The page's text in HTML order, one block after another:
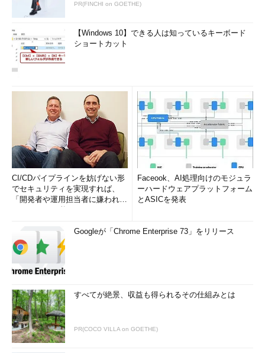
PR(FINCHI on GOETHE)
【Windows 10】できる人は知っているキーボード
ショートカット
CI/CDパイプラインを妨げない形
でセキュリティを実現すれば、
「開発者や運用担当者に嫌われな
Faceook、AI処理向けのモジュラ
ーハードウェアプラットフォーム
とASICを発表
Googleが「Chrome Enterprise 73」をリリース
すべてが絶景、収益も得られるその仕組みとは
PR(COCO VILLA on GOETHE)